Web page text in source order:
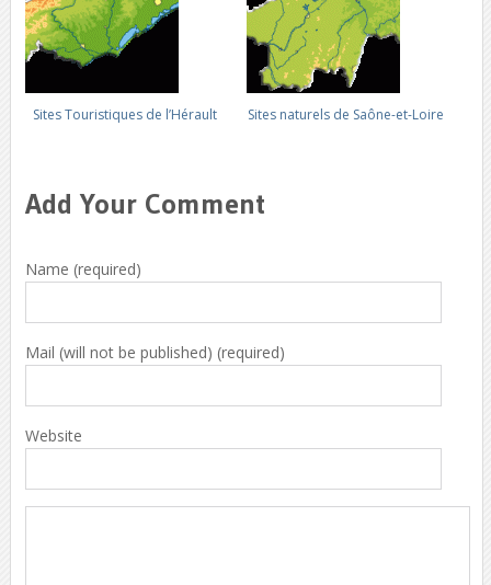
Sites Touristiques de l’Hérault Sites naturels de Saône-et-Loire
Add Your Comment
Name (required)
Mail (will not be published) (required)
Website